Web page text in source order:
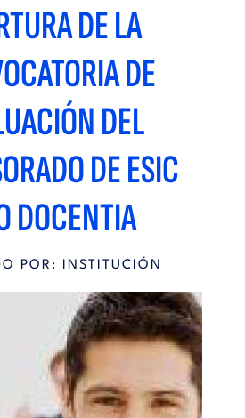
DE LA
DE
DEL
DE ESIC
DOCENTIA
POR: INSTITUCIÓN